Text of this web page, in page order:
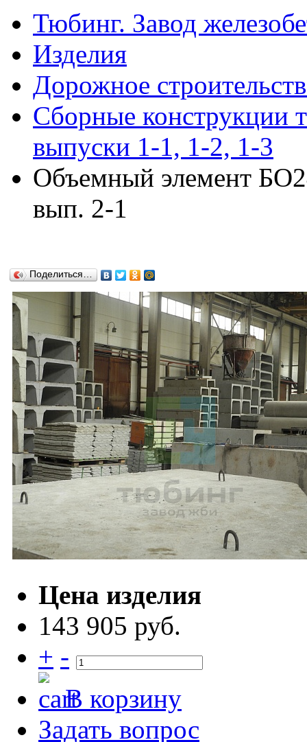
Тюбинг. Завод
Изделия
Дорожное
Сборные конструкции
выпуски 1-1, 1-2, 1-3
Объемный элемент
вып. 2-1
Поделиться…
Цена изделия
143 905 руб.
+ -
В корзину
Задать вопрос